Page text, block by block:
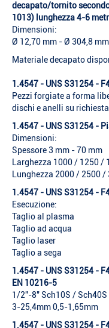
decapato/tornito
1013) lunghezza 4-6
Dimensioni:
Ø 12,70 mm - Ø 304,8 mm
Materiale decapato
1.4547 - UNS S31254 -
Pezzi forgiate a forma
dischi e anelli su
1.4547 - UNS S31254 -
Dimensioni:
Spessore 3 mm - 70 mm
Larghezza 1000 / 1250 /
Lunghezza 2000 / 2500
1.4547 - UNS S31254 -
Esecuzione:
Taglio al plasma
Taglio ad acqua
Taglio laser
Taglio a sega
1.4547 - UNS S31254 -
EN 10216-5
1/2"-8" Sch10S /
3-25,4mm 0,5-1,65mm
1.4547 - UNS S31254 -